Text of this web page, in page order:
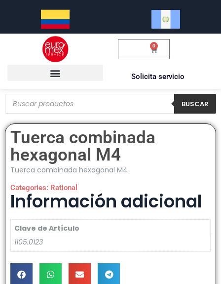
0
Solicita servicio
BUSCAR
Tuerca combinada
hexagonal M4
Tuerca combinada hexagonal M4
Categories: Rational
Información adicional
Clave de Artículo
1105.0123